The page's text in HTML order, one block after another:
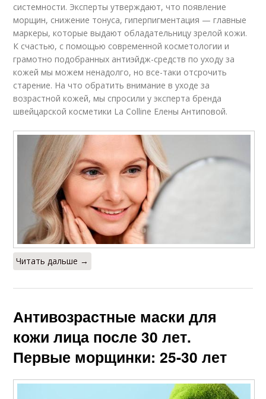
системности. Эксперты утверждают, что появление
морщин, снижение тонуса, гиперпигментация — главные
маркеры, которые выдают обладательницу зрелой кожи.
К счастью, с помощью современной косметологии и
грамотно подобранных антиэйдж-средств по уходу за
кожей мы можем ненадолго, но все-таки отсрочить
старение. На что обратить внимание в уходе за
возрастной кожей, мы спросили у эксперта бренда
швейцарской косметики La Colline Елены Антиповой.
Читать дальше →
Антивозрастные маски для
кожи лица после 30 лет.
Первые морщинки: 25-30 лет